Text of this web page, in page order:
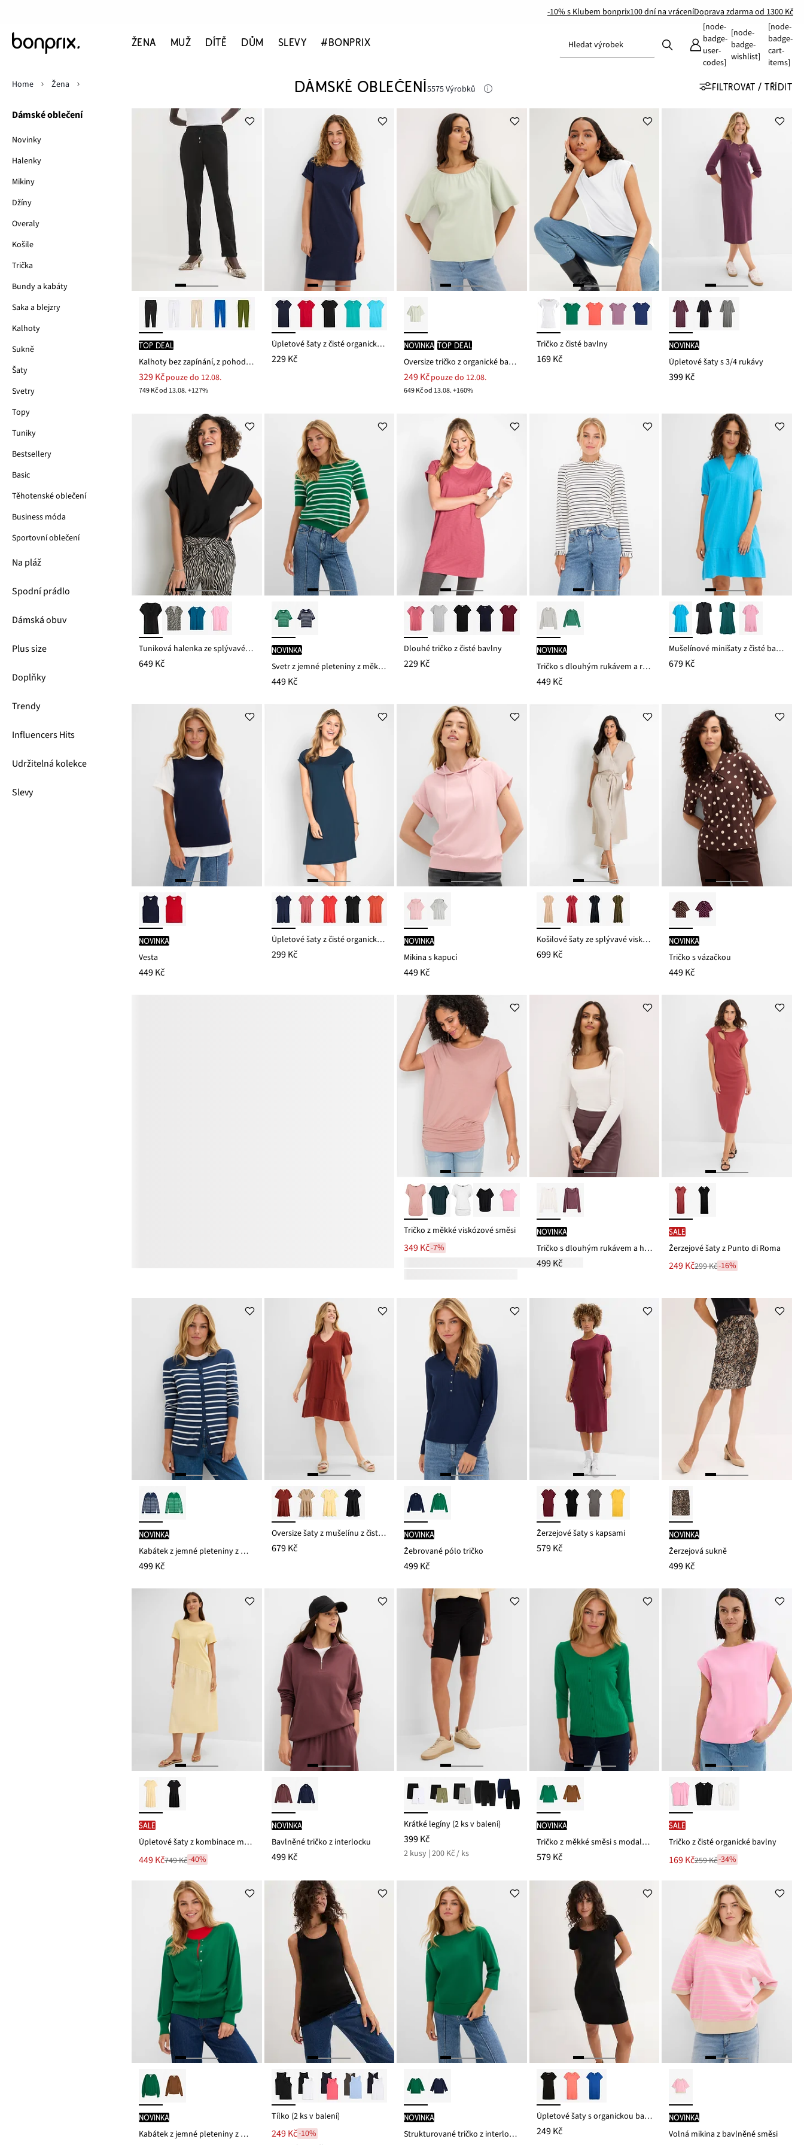
-10% s Klubem bonprix100 dní na vráceníDoprava zdarma od 1300 Kč
ŽENA MUŽ DÍTĚ DŮM SLEVY #BONPRIX Hledat výrobek
[node-
badge-
user-
codes]
[node-
badge-
wishlist]
[node-
badge-
cart-
items]
Dámské oblečení
Novinky
Halenky
Mikiny
Džíny
Overaly
Košile
Trička
Bundy a kabáty
Saka a blejzry
Kalhoty
Sukně
Šaty
Svetry
Topy
Tuniky
Bestsellery
Basic
Těhotenské oblečení
Business móda
Sportovní oblečení
Na pláž
Spodní prádlo
Dámská obuv
Plus size
Doplňky
Trendy
Influencers Hits
Udržitelná kolekce
Slevy
Home Žena DÁMSKÉ OBLEČENÍ5575 Výrobků FILTROVAT / TŘÍDIT
TOP DEAL
Kalhoty bez zapínání, z pohodlného materiálu Punto di Roma
329 Kčpouze do 12.08.
749 Kč od 13.08. +127%
Úpletové šaty z čisté organické bavlny
229 Kč
novinka TOP DEAL
Oversize tričko z organické bavlny
249 Kčpouze do 12.08.
649 Kč od 13.08. +160%
Tričko z čisté bavlny
169 Kč
novinka
Úpletové šaty s 3/4 rukávy
399 Kč
Tuniková halenka ze splývavé viskózy
649 Kč
novinka
Svetr z jemné pleteniny z měkké viskózové směsi
449 Kč
Dlouhé tričko z čisté bavlny
229 Kč
novinka
Tričko s dlouhým rukávem a rýšky
449 Kč
Mušelínové minišaty z čisté bavlny
679 Kč
novinka
Vesta
449 Kč
Úpletové šaty z čisté organické bavlny
299 Kč
novinka
Mikina s kapucí
449 Kč
Košilové šaty ze splývavé viskózy
699 Kč
novinka
Tričko s vázačkou
449 Kč
Tričko z měkké viskózové směsi
349 Kč-7%
novinka
Tričko s dlouhým rukávem a hranatým výstřihem
499 Kč
SALE
Žerzejové šaty z Punto di Roma
Nová
249 Kč
Zlevněno
299 Kč
299 Kč-16%
novinka
Kabátek z jemné pleteniny z měkké viskózové směsi
499 Kč
Oversize šaty z mušelínu z čisté bavlny
679 Kč
novinka
Žebrované pólo tričko
499 Kč
Žerzejové šaty s kapsami
579 Kč
novinka
Žerzejová sukně
499 Kč
SALE
Úpletové šaty z kombinace materiálů
Nová
449 Kč
Zlevněno749 Kč-40%
novinka
Bavlněné tričko z interlocku
499 Kč
Krátké legíny (2 ks v balení)
399 Kč
2 kusy | 200 Kč / ks
novinka
Tričko z měkké směsi s modalem
579 Kč
SALE
Tričko z čisté organické bavlny
Nová
169 Kč
Zlevněno259 Kč-34%
novinka
Kabátek z jemné pleteniny z měkké viskózové směsi
Tílko (2 ks v balení)
249 Kč-10%
novinka
Strukturované tričko z interlocku ze směsi s bavlnou
Úpletové šaty s organickou bavlnou se strečem
249 Kč
novinka
Volná mikina z bavlněné směsi